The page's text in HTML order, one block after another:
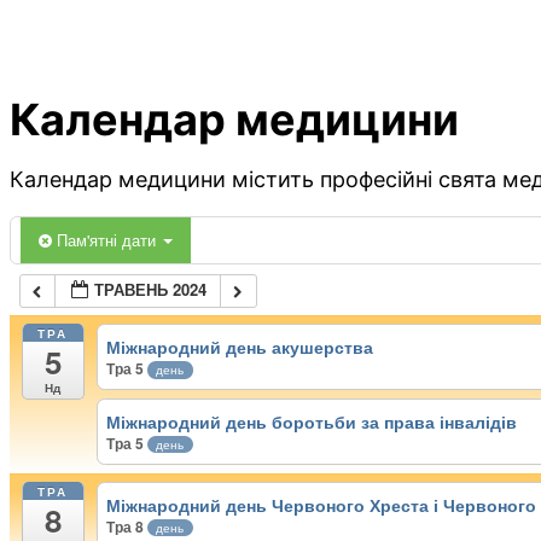
Календар медицини
Календар медицини містить професійні свята
Пам'ятні дати
ТРАВЕНЬ 2024
ТРА
5
Нд
Міжнародний день акушерства
Тра 5 день
Міжнародний день боротьби за права інвалідів
Тра 5 день
ТРА
8 Міжнародний день Червоного Хреста і Червоного
Тра 8 день